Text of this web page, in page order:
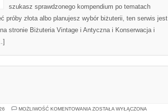
szukasz sprawdzonego kompendium po tematach
próby złota albo planujesz wybór biżuterii, ten serwis jest
stronie Biżuteria Vintage i Antyczna i Konserwacja i
MOŻLIWOŚĆ KOMENTOWANIA FRANCJA
ZOSTAŁA WYŁĄCZONA